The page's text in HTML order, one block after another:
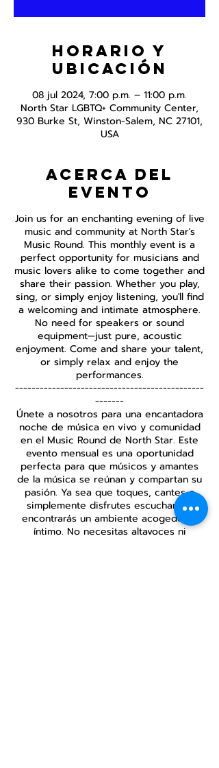
Horario y
ubicación
08 jul 2024, 7:00 p.m. – 11:00 p.m.
North Star LGBTQ+ Community Center,
930 Burke St, Winston-Salem, NC 27101,
USA
Acerca del
evento
Join us for an enchanting evening of live
music and community at North Star's
Music Round. This monthly event is a
perfect opportunity for musicians and
music lovers alike to come together and
share their passion. Whether you play,
sing, or simply enjoy listening, you'll find
a welcoming and intimate atmosphere.
No need for speakers or sound
equipment—just pure, acoustic
enjoyment. Come and share your talent,
or simply relax and enjoy the
performances.
----------------------------------------------
-------
Únete a nosotros para una encantadora
noche de música en vivo y comunidad
en el Music Round de North Star. Este
evento mensual es una oportunidad
perfecta para que músicos y amantes
de la música se reúnan y compartan su
pasión. Ya sea que toques, cantes o
simplemente disfrutes escuchando,
encontrarás un ambiente acogedor e
íntimo. No necesitas altavoces ni